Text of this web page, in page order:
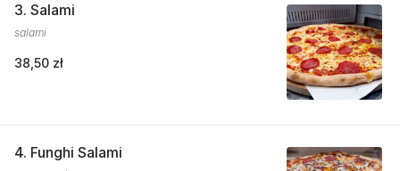
3. Salami
salami
38,50 zł
4. Funghi Salami